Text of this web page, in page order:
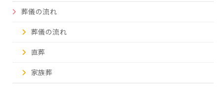
葬儀の流れ
葬儀の流れ
直葬
家族葬